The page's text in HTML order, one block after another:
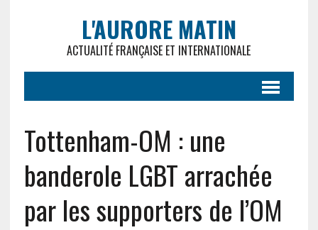
L'AURORE MATIN
ACTUALITÉ FRANÇAISE ET INTERNATIONALE
Tottenham-OM : une
banderole LGBT arrachée
par les supporters de l’OM